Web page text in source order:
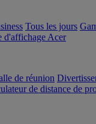
Tous les jours
d'affichage Acer
de réunion
de distance de